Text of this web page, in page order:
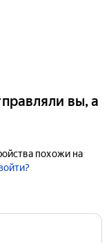
вы, а
похожи на